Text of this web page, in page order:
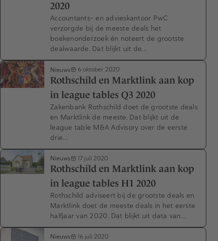
2020
Accountants- en advieskantoor PwC
verzorgde bij de meeste deals het
boekenonderzoek én noteert de grootste
dealwaarde. Dat blijkt uit de…
Nieuws 6 oktober 2020
Rothschild en Marktlink aan kop
in league tables Q3 2020
Zakenbank Rothschild doet de grootste deals
en Marktlink de meeste. Dat blijkt uit de
league table M&A Advisory over de eerste
drie…
Nieuws 17 juli 2020
Rothschild en Marktlink aan kop
in league tables H1 2020
Rothschild adviseert bij de grootste deals en
Marktlink doet de meeste deals in het eerste
halfjaar van 2020. Dat blijkt uit data van…
Nieuws 16 juli 2020